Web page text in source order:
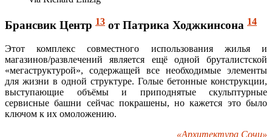
Брансвик Центр 13 от Патрика Ходжкинсона 14
Этот комплекс совместного использования жилья и
магазинов/развлечений является ещё одной бруталистской
«мегаструктурой», содержащей все необходимые элементы
для жизни в одной структуре. Голые бетонные конструкции,
выступающие объёмы и приподнятые скульптурные
сервисные башни сейчас покрашены, но кажется это было
ключом к их омоложению.
«Архитектура Сочи»